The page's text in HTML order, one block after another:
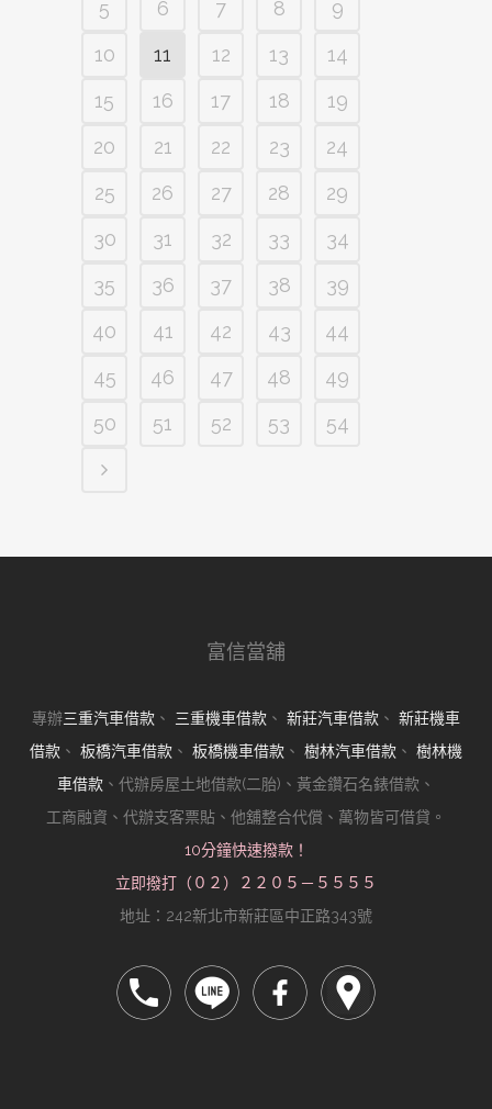
5
6 7 8
9
10
11 12 13
14
15
16 17 18
19
20
21 22 23
24
25
26 27 28
29
30
31 32 33
34
35
36 37 38
39
40
41 42 43
44
45
46 47 48
49
50
51 52 53 54
富信當舖
專辦三重汽車借款 、 三重機車借款 、 新莊汽車借款 、 新莊機車
借款 、 板橋汽車借款 、 板橋機車借款 、 樹林汽車借款 、 樹林機
車借款 、代辦房屋土地借款(二胎)、黃金鑽石名錶借款、
工商融資、代辦支客票貼、他舖整合代償、萬物皆可借貸。
10分鐘快速撥款！
立即撥打（０２）２２０５－５５５５
地址：242新北市新莊區中正路343號